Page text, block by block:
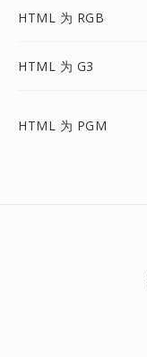
HTML 为 RGB
HTML 为 G3
HTML 为 PGM